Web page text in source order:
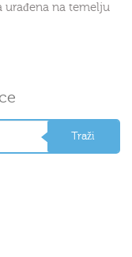
urađena na temelju